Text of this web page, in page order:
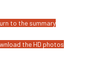
to the summary
the HD photos